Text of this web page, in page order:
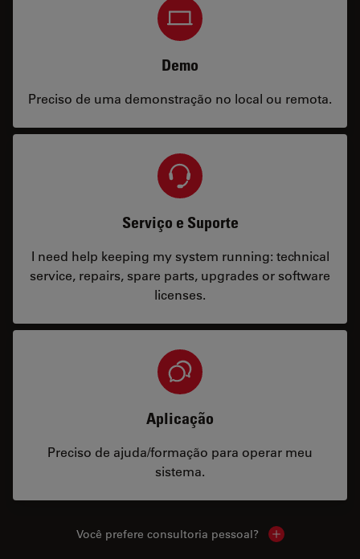
Demo
Preciso de uma demonstração no local ou remota.
Serviço e Suporte
I need help keeping my system running: technical
service, repairs, spare parts, upgrades or software
licenses.
Aplicação
Preciso de ajuda/formação para operar meu
sistema.
Você prefere consultoria pessoal? Show local